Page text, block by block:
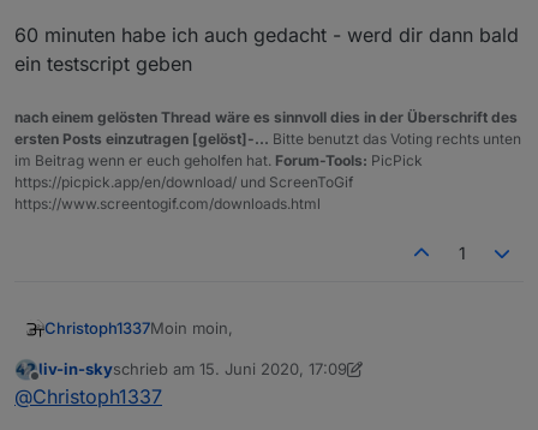
nehmen, da durch z.B.DutyCycledas Gerät für
diesen Zeitraum nicht erreichbar sein könnte.
korrekt funktioniert. Wahrscheinlich wird man
das erst merken, wenn man eine längere
60 minuten habe ich auch gedacht - werd dir dann bald
ein testscript geben
nach einem gelösten Thread wäre es sinnvoll dies in der Überschrift des
ersten Posts einzutragen [gelöst]-... Bitte benutzt das Voting rechts unten
im Beitrag wenn er euch geholfen hat. Forum-Tools: PicPick
https://picpick.app/en/download/ und ScreenToGif
https://www.screentogif.com/downloads.html
1
Christoph1337Moin moin,
ich meine die Infos zu den DPs hast du genau
richtig dargestellt.
Offline
liv-in-skyschrieb am 15. Juni 2020, 17:09
zuletzt editiert von liv-in-sky
@Christoph1337